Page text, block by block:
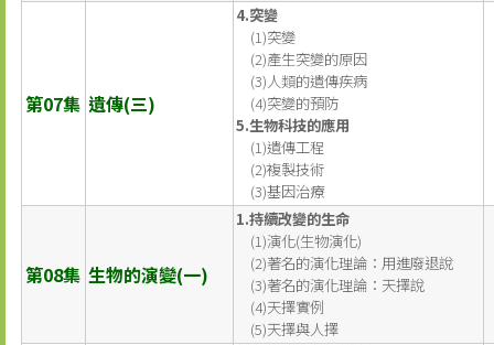
第07集 遺傳(三)
4.突變
(1)突變
(2)產生突變的原因
(3)人類的遺傳疾病
(4)突變的預防
5.生物科技的應用
(1)遺傳工程
(2)複製技術
(3)基因治療
第08集 生物的演變(一)
1.持續改變的生命
(1)演化(生物演化)
(2)著名的演化理論：用進廢退說
(3)著名的演化理論：天擇說
(4)天擇實例
(5)天擇與人擇